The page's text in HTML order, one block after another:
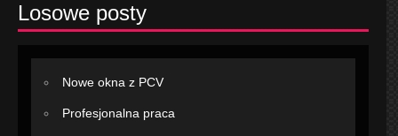
Losowe posty
Nowe okna z PCV
Profesjonalna praca